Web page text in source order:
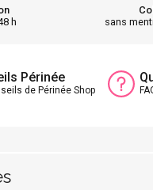
h
sans
Périnée
de Périnée Shop